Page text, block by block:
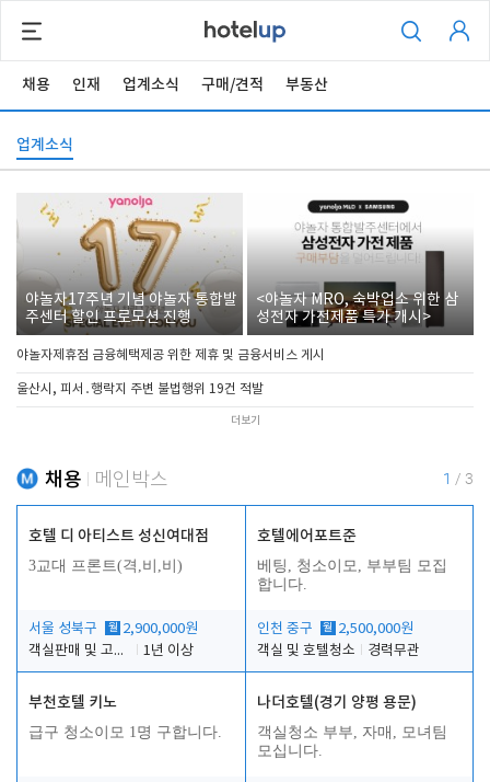
채용 인재 업계소식 구매/견적 부동산
업계소식
야놀자17주년 기념 야놀자 통합발
주센터 할인 프로모션 진행
<야놀자 MRO, 숙박업소 위한 삼
성전자 가전제품 특가 개시>
야놀자제휴점 금융혜택제공 위한 제휴 및 금융서비스 게시
울산시, 피서․행락지 주변 불법행위 19건 적발
더보기
채용 메인박스 1 / 3
호텔 디 아티스트 성신여대점
3교대 프론트(격,비,비)
서울 성북구 월 2,900,000원
객실판매 및 고객응대
1년 이상
호텔에어포트준
베팅, 청소이모, 부부팀 모집
합니다.
인천 중구 월 2,500,000원
객실 및 호텔청소
경력무관
부천호텔 키노
급구 청소이모 1명 구합니다.
나더호텔(경기 양평 용문)
객실청소 부부, 자매, 모녀팀
모십니다.